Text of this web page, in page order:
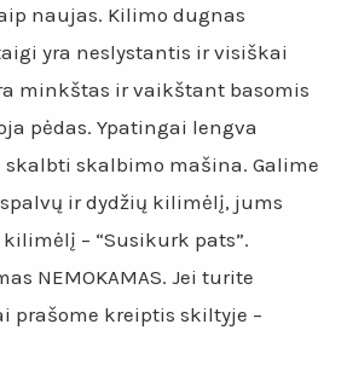
naujas. Kilimo dugnas
yra neslystantis ir visiškai
minkštas ir vaikštant basomis
pėdas. Ypatingai lengva
skalbimo mašina. Galime
ir dydžių kilimėlį, jums
– “Susikurk pats”.
NEMOKAMAS. Jei turite
prašome kreiptis skiltyje –